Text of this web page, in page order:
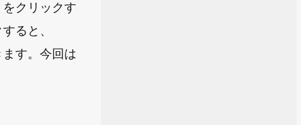
クリックす
ると、
す。今回は